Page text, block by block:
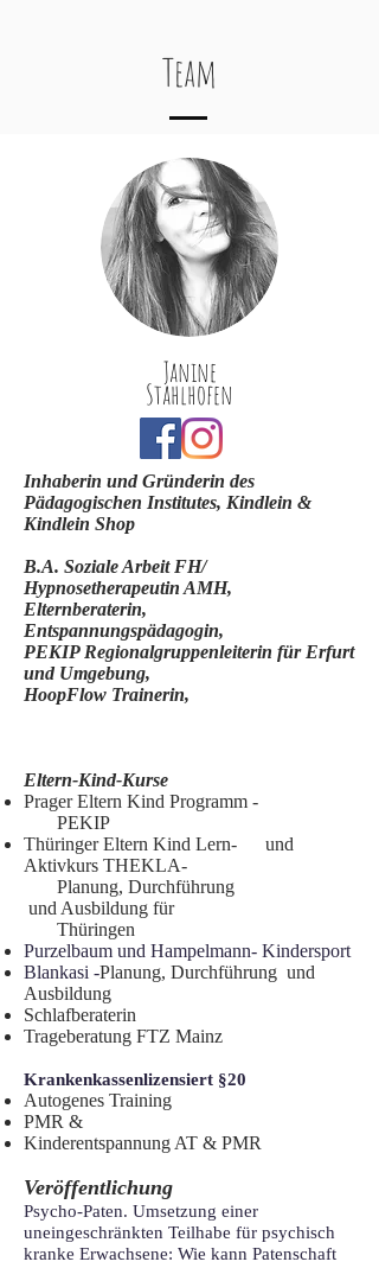
Team
Janine
Stahlhofen
Inhaberin und Gründerin des
Pädagogischen Institutes, Kindlein &
Kindlein Shop
B.A. Soziale Arbeit FH/
Hypnosetherapeutin AMH,
Elternberaterin,
Entspannungspädagogin,
PEKIP Regionalgruppenleiterin für Erfurt
und Umgebung,
HoopFlow Trainerin,
Eltern-Kind-Kurse
Prager Eltern Kind Programm -
PEKIP
Thüringer Eltern Kind Lern- und
Aktivkurs THEKLA-
Planung, Durchführung
und Ausbildung für
Thüringen
Purzelbaum und Hampelmann- Kindersport
Blankasi -Planung, Durchführung und
Ausbildung
Schlafberaterin
Trageberatung FTZ Mainz
Krankenkassenlizensiert §20
Autogenes Training
PMR &
Kinderentspannung AT & PMR
Veröffentlichung
Psycho-Paten. Umsetzung einer
uneingeschränkten Teilhabe für psychisch
kranke Erwachsene: Wie kann Patenschaft